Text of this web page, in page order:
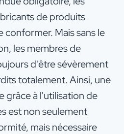
de produits
conformer. Mais sans le
les membres de
d'être sévèrement
totalement. Ainsi, une
grâce à l'utilisation de
est non seulement
mais nécessaire